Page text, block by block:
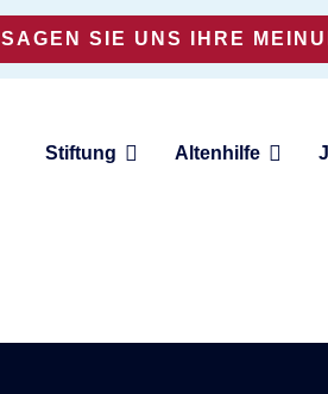
SAGEN SIE UNS IHRE
Stiftung Altenhilfe